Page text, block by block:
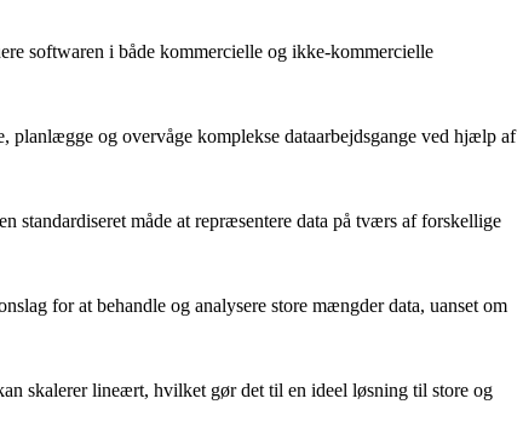
softwaren i både kommercielle og ikke-kommercielle
og overvåge komplekse dataarbejdsgange ved hjælp af
måde at repræsentere data på tværs af forskellige
for at behandle og analysere store mængder data, uanset om
skalerer lineært, hvilket gør det til en ideel løsning til store og